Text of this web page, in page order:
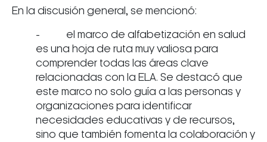
En la discusión general, se mencionó:
- el marco de alfabetización en salud
es una hoja de ruta muy valiosa para
comprender todas las áreas clave
relacionadas con la ELA. Se destacó que
este marco no solo guía a las personas y
organizaciones para identificar
necesidades educativas y de recursos,
sino que también fomenta la colaboración y